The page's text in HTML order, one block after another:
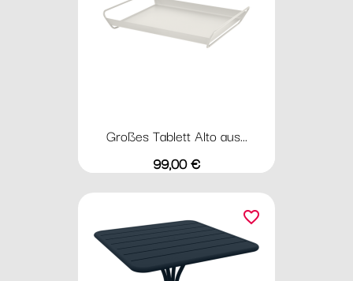
Großes Tablett Alto aus...
Preis
99,00 €
favorite_border